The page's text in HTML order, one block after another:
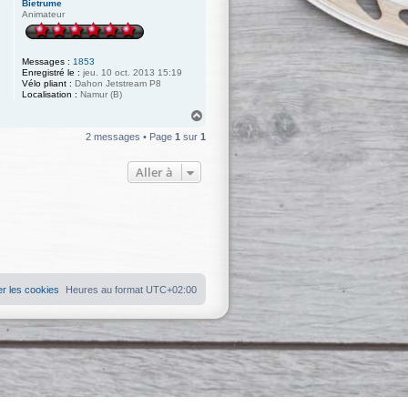
Bietrume
Animateur
Messages : 1853
Enregistré le : jeu. 10 oct. 2013 15:19
Vélo pliant : Dahon Jetstream P8
Localisation : Namur (B)
u
2 messages • Page 1 sur 1
Aller à
Heures au format UTC+02:00
les cookies